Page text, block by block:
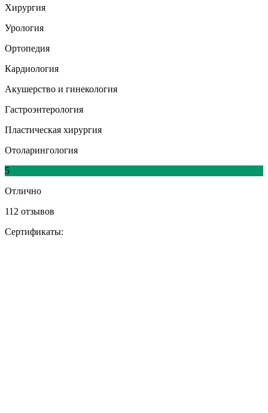
Хирургия
Урология
Ортопедия
Кардиология
Акушерство и гинекология
Гастроэнтерология
Пластическая хирургия
Отоларингология
5
Отлично
112 отзывов
Сертификаты: